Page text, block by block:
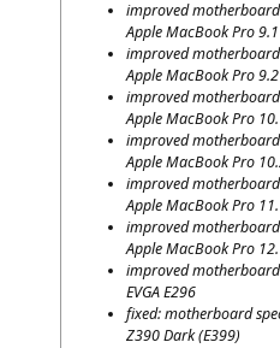
impro­ved
Apple Mac­Book Pro
impro­ved
Apple Mac­Book Pro
impro­ved
Apple Mac­Book Pro
impro­ved
Apple Mac­Book Pro
impro­ved
Apple Mac­Book Pro
impro­ved
Apple Mac­Book Pro
impro­ved
EVGAE296
fixed: mother­board
Z390Dark (E399)